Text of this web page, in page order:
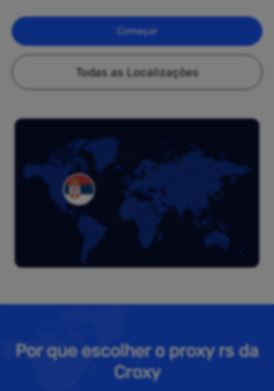
Começar
Todas as Localizações
Por que escolher o proxy rs da
Croxy